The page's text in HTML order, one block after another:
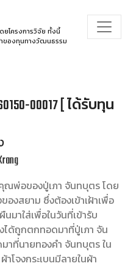
ยโครงการวิจัย ทั้งนี้
ของทุนทางวัฒนธรรม
00017 [ ได้รับทุน
ณพ่อของปู่เภา จันทบุตร โดย
งสยาม ซึ่งต้องเข้าเฝ้าเพื่อ
มาใส่เพื่อในวันที่เข้ารับ
ได้ถูกตกทอดมาที่ปู่เภา จัน
ที่นายทองคำ จันทบุตร ใน
โจงกระเบนมีลายในผ้า